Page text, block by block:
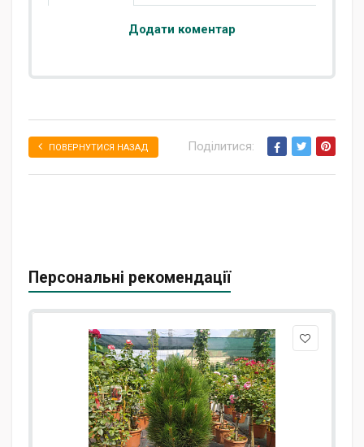
Додати коментар
ПОВЕРНУТИСЯ НАЗАД Поділитися:
Персональні рекомендації